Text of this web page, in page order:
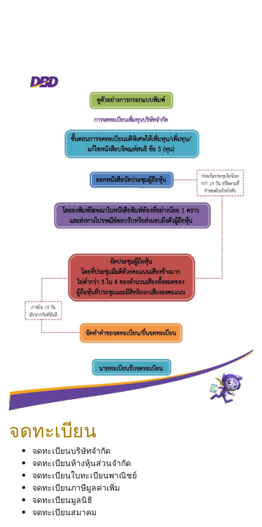
จดทะเบียน
จดทะเบียนบริษัทจำกัด
จดทะเบียนห้างหุ้นส่วนจำกัด
จดทะเบียนใบทะเบียนพาณิชย์
จดทะเบียนภาษีมูลค่าเพิ่ม
จดทะเบียนมูลนิธิ
จดทะเบียนสมาคม